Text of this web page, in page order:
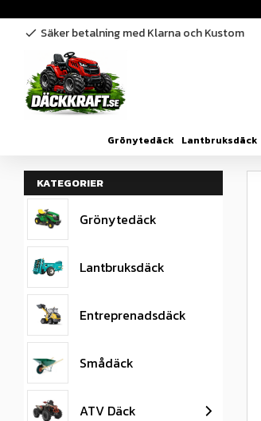
check Säker betalning med Klarna och Kustom
Grönytedäck Lantbruksdäck
KATEGORIER
Grönytedäck
Lantbruksdäck
Entreprenadsdäck
Smådäck
ATV Däck